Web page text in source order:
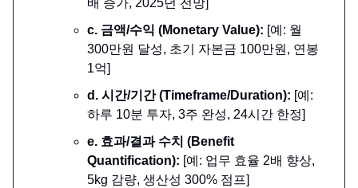
배 증가, 2025년 전망]
c. 금액/수익 (Monetary Value): [예: 월
300만원 달성, 초기 자본금 100만원, 연봉
1억]
d. 시간/기간 (Timeframe/Duration): [예:
하루 10분 투자, 3주 완성, 24시간 한정]
e. 효과/결과 수치 (Benefit
Quantification): [예: 업무 효율 2배 향상,
5kg 감량, 생산성 300% 점프]